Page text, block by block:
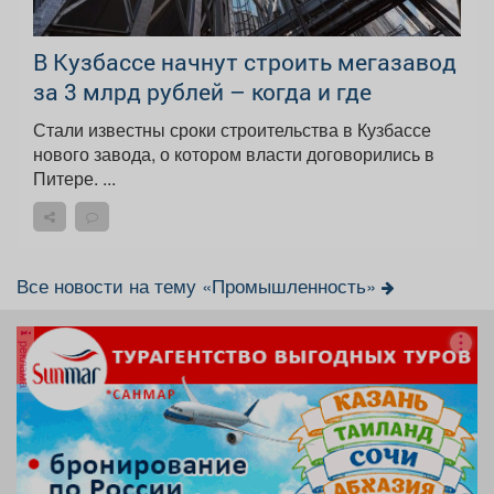
В Кузбассе начнут строить мегазавод
за 3 млрд рублей – когда и где
Стали известны сроки строительства в Кузбассе
нового завода, о котором власти договорились в
Питере. ...
Все новости на тему «Промышленность»
реклама